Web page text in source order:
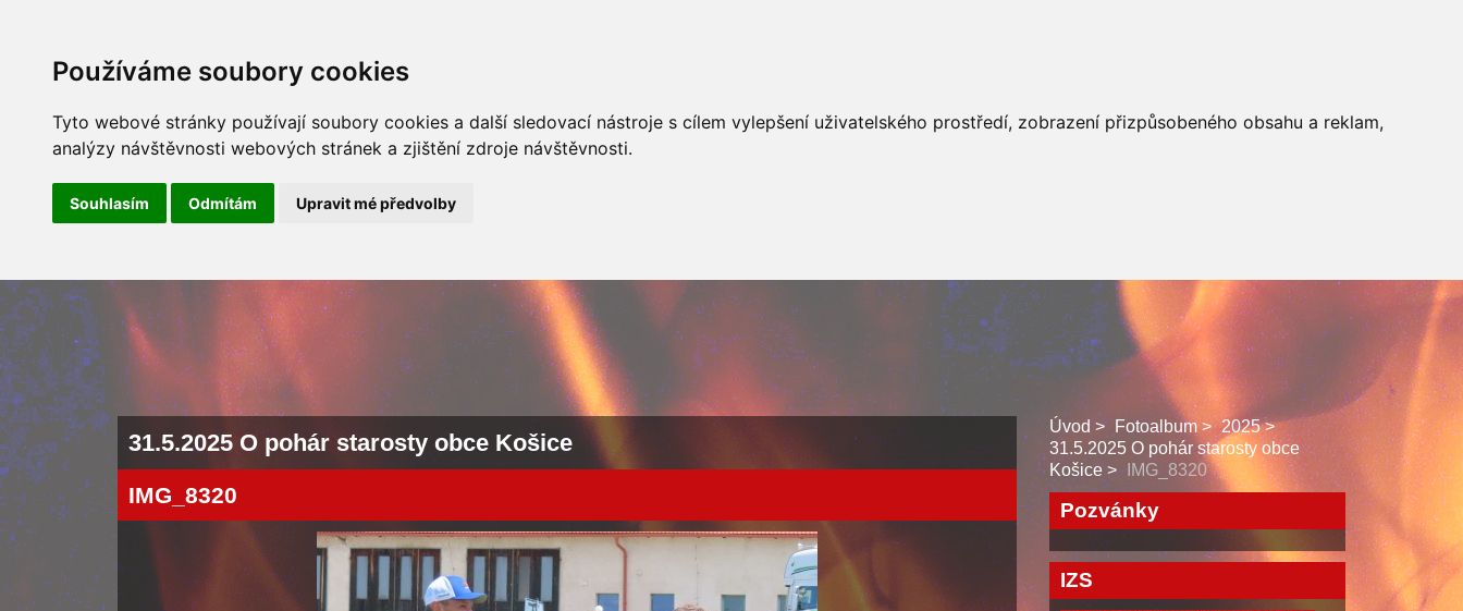
Používáme soubory cookies
Tyto webové stránky používají soubory cookies a další sledovací nástroje s cílem vylepšení uživatelského prostředí, zobrazení přizpůsobeného obsahu a reklam,
analýzy návštěvnosti webových stránek a zjištění zdroje návštěvnosti.
Souhlasím Odmítám Upravit mé předvolby
ÚVOD NOVINKY
31.5.2025 O pohár starosty obce Košice
IMG_8320
Úvod Fotoalbum
2025
31.5.2025 O pohár starosty obce
Košice
IMG_8320
Pozvánky
IZS